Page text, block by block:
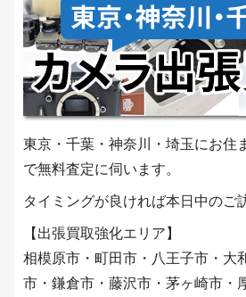
東京・千葉・神奈川・埼玉にお住
で無料査定に伺います。
タイミングが良ければ本日中のご
【出張買取強化エリア】
相模原市・町田市・八王子市・大
市・鎌倉市・藤沢市・茅ヶ崎市・